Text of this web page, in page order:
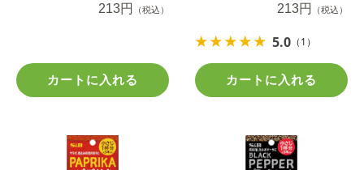
213円
（税込）
カートに入れる
213円
（税込）
5.0 （1）
カートに入れる